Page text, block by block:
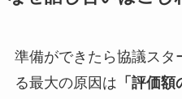
準備ができたら協議スタ
る最大の原因は 「評価額